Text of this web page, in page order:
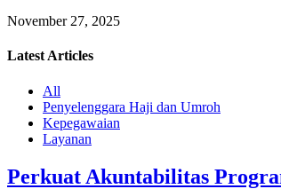
November 27, 2025
Latest Articles
All
Penyelenggara Haji dan Umroh
Kepegawaian
Layanan
Perkuat Akuntabilitas